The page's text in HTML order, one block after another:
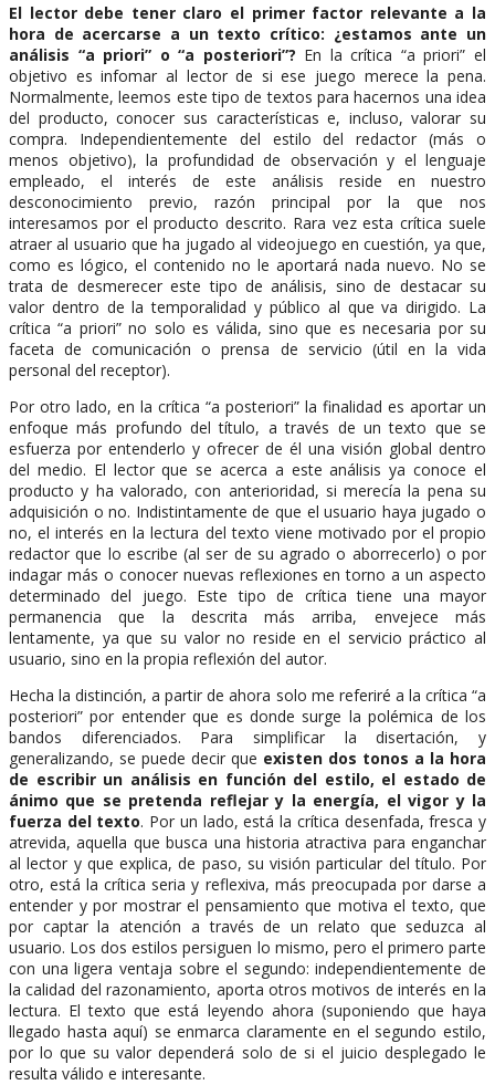
El lector debe tener claro el primer factor relevante a la
hora de acercarse a un texto crítico: ¿estamos ante un
análisis “a priori” o “a posteriori”? En la crítica “a priori” el
objetivo es infomar al lector de si ese juego merece la pena.
Normalmente, leemos este tipo de textos para hacernos una idea
del producto, conocer sus características e, incluso, valorar su
compra. Independientemente del estilo del redactor (más o
menos objetivo), la profundidad de observación y el lenguaje
empleado, el interés de este análisis reside en nuestro
desconocimiento previo, razón principal por la que nos
interesamos por el producto descrito. Rara vez esta crítica suele
atraer al usuario que ha jugado al videojuego en cuestión, ya que,
como es lógico, el contenido no le aportará nada nuevo. No se
trata de desmerecer este tipo de análisis, sino de destacar su
valor dentro de la temporalidad y público al que va dirigido. La
crítica “a priori” no solo es válida, sino que es necesaria por su
faceta de comunicación o prensa de servicio (útil en la vida
personal del receptor).
Por otro lado, en la crítica “a posteriori” la finalidad es aportar un
enfoque más profundo del título, a través de un texto que se
esfuerza por entenderlo y ofrecer de él una visión global dentro
del medio. El lector que se acerca a este análisis ya conoce el
producto y ha valorado, con anterioridad, si merecía la pena su
adquisición o no. Indistintamente de que el usuario haya jugado o
no, el interés en la lectura del texto viene motivado por el propio
redactor que lo escribe (al ser de su agrado o aborrecerlo) o por
indagar más o conocer nuevas reflexiones en torno a un aspecto
determinado del juego. Este tipo de crítica tiene una mayor
permanencia que la descrita más arriba, envejece más
lentamente, ya que su valor no reside en el servicio práctico al
usuario, sino en la propia reflexión del autor.
Hecha la distinción, a partir de ahora solo me referiré a la crítica “a
posteriori” por entender que es donde surge la polémica de los
bandos diferenciados. Para simplificar la disertación, y
generalizando, se puede decir que existen dos tonos a la hora
de escribir un análisis en función del estilo, el estado de
ánimo que se pretenda reflejar y la energía, el vigor y la
fuerza del texto. Por un lado, está la crítica desenfada, fresca y
atrevida, aquella que busca una historia atractiva para enganchar
al lector y que explica, de paso, su visión particular del título. Por
otro, está la crítica seria y reflexiva, más preocupada por darse a
entender y por mostrar el pensamiento que motiva el texto, que
por captar la atención a través de un relato que seduzca al
usuario. Los dos estilos persiguen lo mismo, pero el primero parte
con una ligera ventaja sobre el segundo: independientemente de
la calidad del razonamiento, aporta otros motivos de interés en la
lectura. El texto que está leyendo ahora (suponiendo que haya
llegado hasta aquí) se enmarca claramente en el segundo estilo,
por lo que su valor dependerá solo de si el juicio desplegado le
resulta válido e interesante.